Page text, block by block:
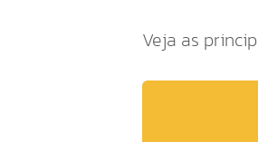
Veja as